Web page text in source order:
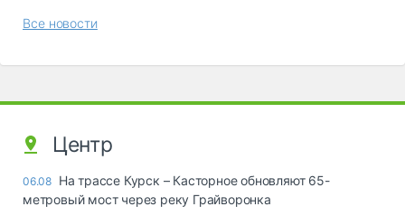
Все новости
Центр
06.08 На трассе Курск – Касторное обновляют 65-
метровый мост через реку Грайворонка